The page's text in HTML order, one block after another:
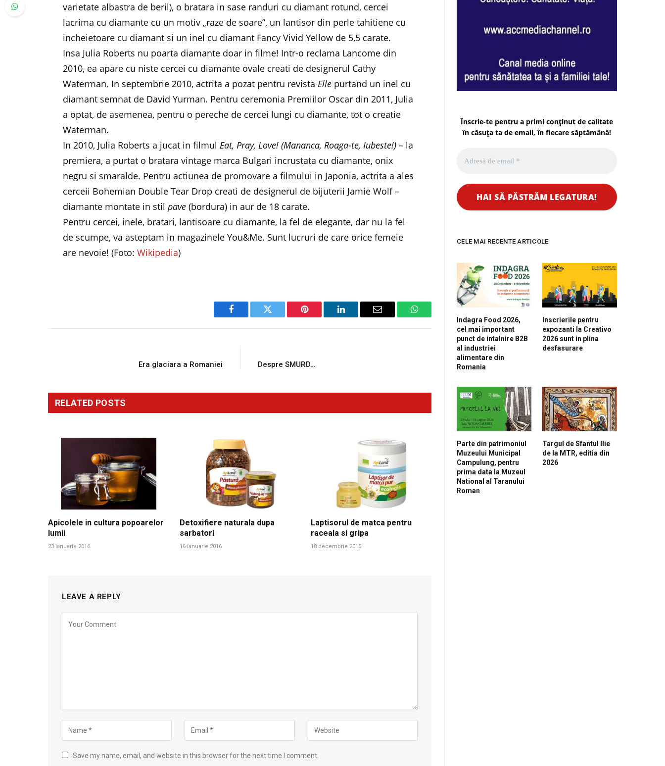
varietate albastra de beril), o bratara in sase randuri cu diamant rotund, cercei
lacrima cu diamante cu un motiv „raze de soare”, un lantisor din perle tahitiene cu
incheietoare cu diamant si un inel cu diamant Fancy Vivid Yellow de 5,5 carate.
Insa Julia Roberts nu poarta diamante doar in filme! Intr-o reclama Lancome din
2010, ea apare cu niste cercei cu diamante ovale creati de designerul Cathy
Waterman. In septembrie 2010, actrita a pozat pentru revistaElle purtand un inel cu
diamant semnat de David Yurman. Pentru ceremonia Premiilor Oscar din 2011, Julia
a optat, de asemenea, pentru o pereche de cercei lungi cu diamante, tot o creatie
Waterman.
In 2010, Julia Roberts a jucat in filmulEat, Pray, Love! (Mananca, Roaga-te, Iubeste!) – la
premiera, a purtat o bratara vintage marca Bulgari incrustata cu diamante, onix
negru si smaralde. Pentru actiunea de promovare a filmului in Japonia, actrita a ales
cerceii Bohemian Double Tear Drop creati de designerul de bijuterii Jamie Wolf –
diamante montate in stilpave (bordura) in aur de 18 carate.
Pentru cercei, inele, bratari, lantisoare cu diamante, la fel de elegante, dar nu la fel
de scumpe, va asteptam in magazinele You&Me. Sunt lucruri de care orice femeie
are nevoie! (Foto:Wikipedia)
Facebook Twitter Pinterest LinkedIn Email WhatsApp
Era glaciara a Romaniei Despre SMURD…
RELATED POSTS
Apicolele in cultura popoarelor
lumii
23 ianuarie 2016
Detoxifiere naturala dupa
sarbatori
16 ianuarie 2016
Laptisorul de matca pentru
raceala si gripa
18 decembrie 2015
LEAVE A REPLY
Save my name, email, and website in this browser for the next time I comment.
Înscrie-te pentru a primi conținut de calitate
în căsuța ta de email, în fiecare săptămână!
CELE MAI RECENTE ARTICOLE
Indagra Food 2026,
cel mai important
punct de intalnire B2B
al industriei
alimentare din
Romania
Inscrierile pentru
expozanti la Creativo
2026 sunt in plina
desfasurare
Parte din patrimoniul
Muzeului Municipal
Campulung, pentru
prima data la Muzeul
National al Taranului
Roman
Targul de Sfantul Ilie
de la MTR, editia din
2026